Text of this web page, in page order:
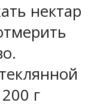
нектар
г